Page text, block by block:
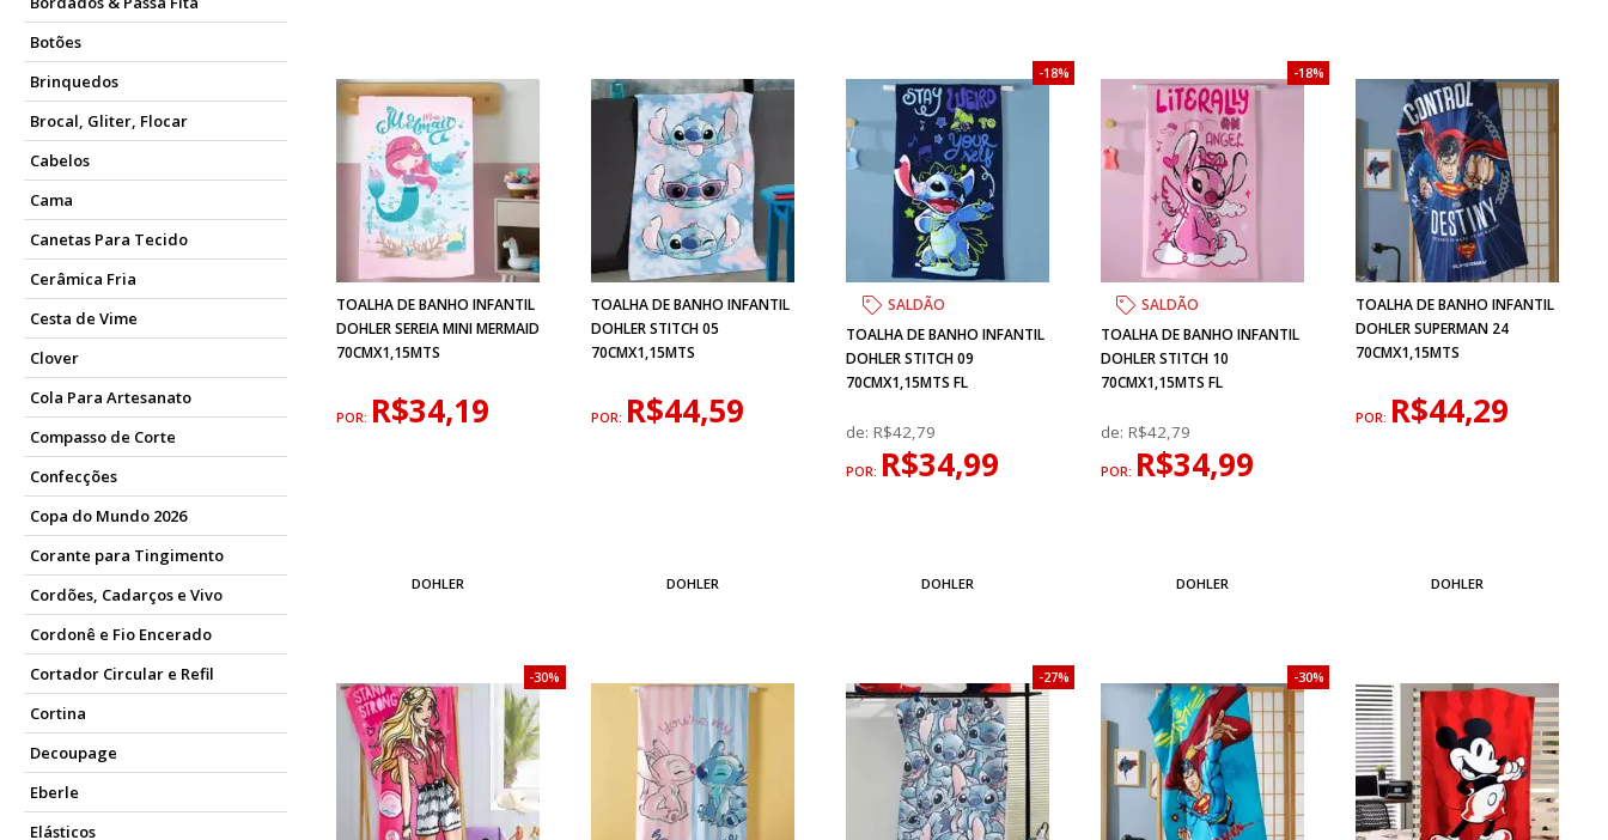
Botões
Brinquedos
Brocal, Gliter, Flocar
Cabelos
Cama
Canetas Para Tecido
Cerâmica Fria
Cesta de Vime
Clover
Cola Para Artesanato
Compasso de Corte
Confecções
Copa do Mundo 2026
Corante para Tingimento
Cordões, Cadarços e Vivo
Cordonê e Fio Encerado
Cortador Circular e Refil
Cortina
Decoupage
Eberle
Elásticos
TOALHA DE BANHO INFANTIL
DOHLER SEREIA MINI MERMAID
70CMX1,15MTS
POR: R$34,19
DOHLER
TOALHA DE BANHO INFANTIL
DOHLER STITCH 05
70CMX1,15MTS
POR: R$44,59
DOHLER
SALDÃO
TOALHA DE BANHO INFANTIL
DOHLER STITCH 09
70CMX1,15MTS FL
de: R$42,79
POR: R$34,99
18%
DOHLER
SALDÃO
TOALHA DE BANHO INFANTIL
DOHLER STITCH 10
70CMX1,15MTS FL
de: R$42,79
POR: R$34,99
18%
DOHLER
TOALHA DE BANHO INFANTIL
DOHLER SUPERMAN 24
70CMX1,15MTS
POR: R$44,29
DOHLER
30% 27% 30%